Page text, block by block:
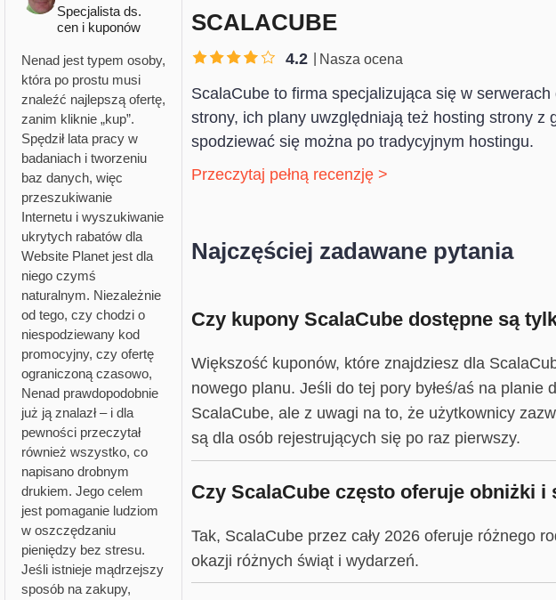
Specjalista ds.
cen i kuponów
Nenad jest typem osoby,
która po prostu musi
znaleźć najlepszą ofertę,
zanim kliknie „kup”.
Spędził lata pracy w
badaniach i tworzeniu
baz danych, więc
przeszukiwanie
Internetu i wyszukiwanie
ukrytych rabatów dla
Website Planet jest dla
niego czymś
naturalnym. Niezależnie
od tego, czy chodzi o
niespodziewany kod
promocyjny, czy ofertę
ograniczoną czasowo,
Nenad prawdopodobnie
już ją znalazł – i dla
pewności przeczytał
również wszystko, co
napisano drobnym
drukiem. Jego celem
jest pomaganie ludziom
w oszczędzaniu
pieniędzy bez stresu.
Jeśli istnieje mądrzejszy
sposób na zakupy,
SCALACUBE
4.2 Nasza ocena
ScalaCube to firma specjalizująca się w
strony, ich plany uwzględniają też hosting strony
spodziewać się można po tradycyjnym hostingu.
Przeczytaj pełną recenzję >
Najczęściej zadawane pytania
Czy kupony ScalaCube dostępne są
Większość kuponów, które znajdziesz dla
nowego planu. Jeśli do tej pory byłeś/aś na
ScalaCube, ale z uwagi na to, że użytkownicy
są dla osób rejestrujących się po raz pierwszy.
Czy ScalaCube często oferuje obniżki i
Tak, ScalaCube przez cały 2026 oferuje różnego
okazji różnych świąt i wydarzeń.